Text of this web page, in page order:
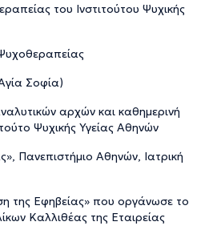
του Ινστιτούτου Ψυχικής
Σοφία)
αρχών και καθημερινή
Ψυχικής Υγείας Αθηνών
Πανεπιστήμιο Αθηνών, Ιατρική
της Εφηβείας» που οργάνωσε το
Καλλιθέας της Εταιρείας